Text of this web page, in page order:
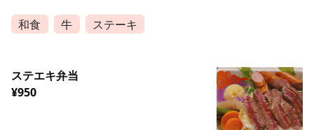
和食 牛 ステーキ
ステエキ弁当
¥950